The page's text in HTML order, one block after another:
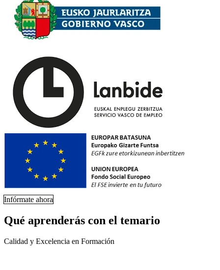
Infórmate ahora
Qué aprenderás con el temario
Calidad y Excelencia en Formación